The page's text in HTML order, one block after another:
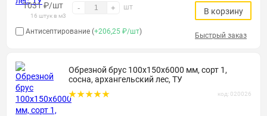
1031₽/шт
16 штук в м3
- + шт
Антисептирование (+206,25 ₽/шт)
В корзину
Быстрый заказ
Обрезной брус 100х150х6000 мм, сорт 1,
сосна, архангельский лес, ТУ
код: 020026